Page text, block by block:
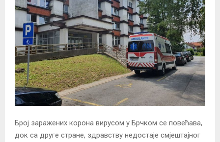
Број заражених корона вирусом у Брчком се повећава,
док са друге стране, здравству недостаје смјештајног